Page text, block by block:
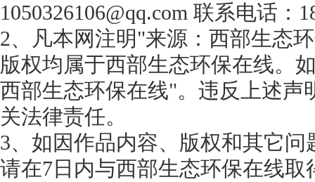
1050326106@qq.com 联系电话：
2、凡本网注明"来源：西部生态
版权均属于西部生态环保在线。
西部生态环保在线"。违反上述声
关法律责任。
3、如因作品内容、版权和其它
请在7日内与西部生态环保在线